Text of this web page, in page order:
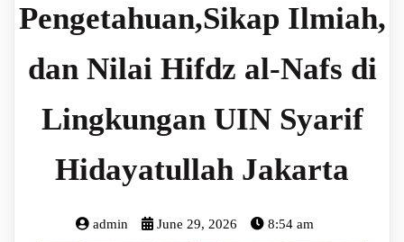
Pengetahuan,Sikap Ilmiah,
dan Nilai Hifdz al-Nafs di
Lingkungan UIN Syarif
Hidayatullah Jakarta
admin June 29, 2026 8:54 am